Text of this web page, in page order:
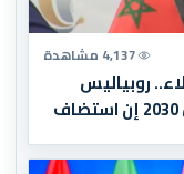
4,137 مشاهدة
روبياليس
يطالب بالانسحاب من تنظيم مونديال 2030 إن استضاف